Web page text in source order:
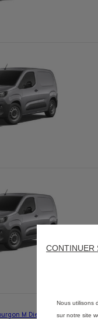
CONTINUER
Nous utilisons
sur notre site